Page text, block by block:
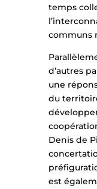
temps
communs
d’autres
une
du
Denis de
est